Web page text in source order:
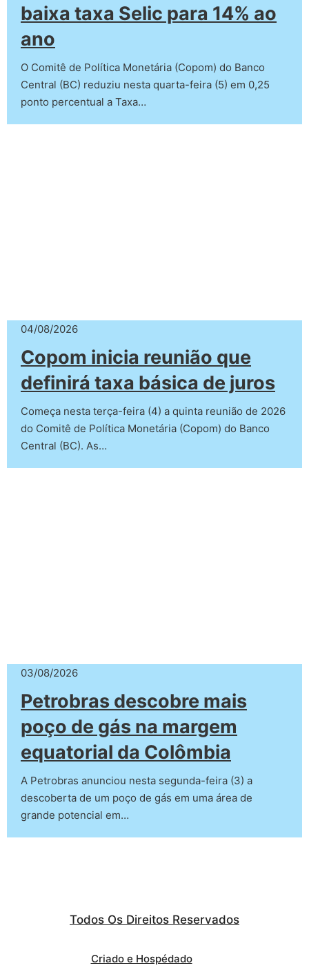
baixa taxa Selic para 14% ao
ano
O Comitê de Política Monetária (Copom) do Banco
Central (BC) reduziu nesta quarta-feira (5) em 0,25
ponto percentual a Taxa…
04/08/2026
Copom inicia reunião que
definirá taxa básica de juros
Começa nesta terça-feira (4) a quinta reunião de 2026
do Comitê de Política Monetária (Copom) do Banco
Central (BC). As…
03/08/2026
Petrobras descobre mais
poço de gás na margem
equatorial da Colômbia
A Petrobras anunciou nesta segunda-feira (3) a
descoberta de um poço de gás em uma área de
grande potencial em…
Todos Os Direitos Reservados
Criado e Hospédado